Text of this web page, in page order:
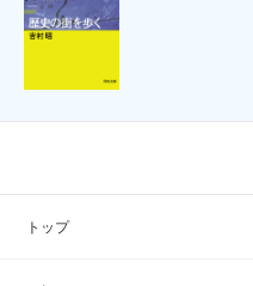
トップ